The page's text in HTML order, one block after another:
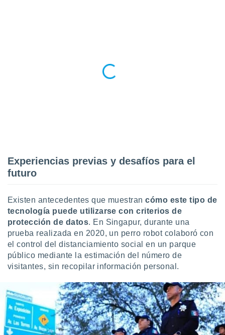
Experiencias previas y desafíos para el
futuro
Existen antecedentes que muestrancómo este tipo de
tecnología puede utilizarse con criterios de
protección de datos. En Singapur, durante una
prueba realizada en 2020, un perro robot colaboró con
el control del distanciamiento social en un parque
público mediante la estimación del número de
visitantes, sin recopilar información personal.